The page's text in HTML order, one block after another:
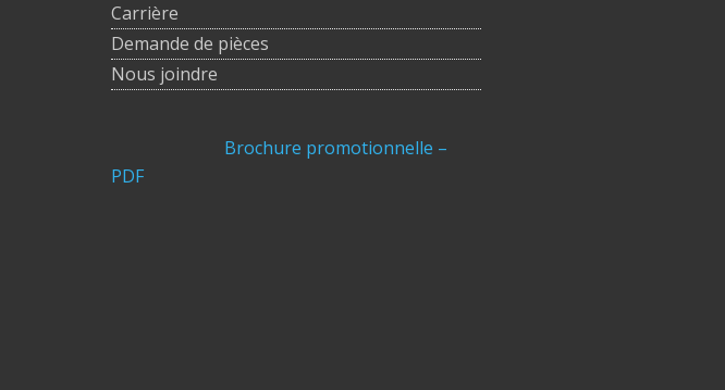
Carrière
Demande de pièces
Nous joindre
Brochure promotionnelle –
PDF